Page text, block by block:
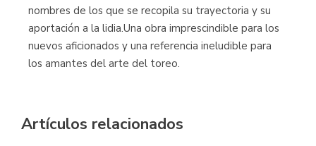
nombres de los que se recopila su trayectoria y su
aportación a la lidia.Una obra imprescindible para los
nuevos aficionados y una referencia ineludible para
los amantes del arte del toreo.
Artículos relacionados